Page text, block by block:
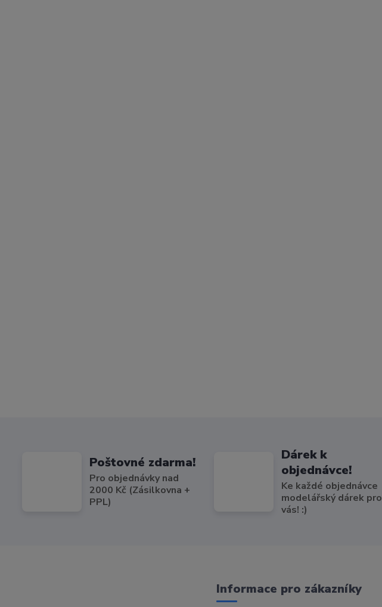
Poštovné zdarma!
Pro objednávky nad
2000 Kč (Zásilkovna +
PPL)
Dárek k
objednávce!
Ke každé objednávce
modelářský dárek pro
vás! :)
Informace pro zákazníky